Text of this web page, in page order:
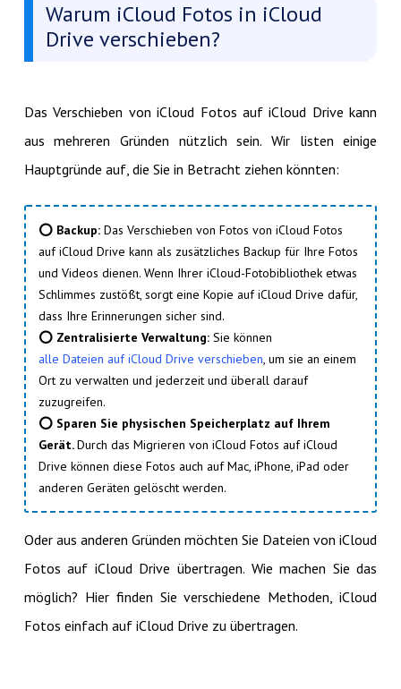
Warum iCloud Fotos in iCloud
Drive verschieben?
Das Verschieben von iCloud Fotos auf iCloud Drive kann
aus mehreren Gründen nützlich sein. Wir listen einige
Hauptgründe auf, die Sie in Betracht ziehen könnten:
⭕ Backup: Das Verschieben von Fotos von iCloud Fotos
auf iCloud Drive kann als zusätzliches Backup für Ihre Fotos
und Videos dienen. Wenn Ihrer iCloud-Fotobibliothek etwas
Schlimmes zustößt, sorgt eine Kopie auf iCloud Drive dafür,
dass Ihre Erinnerungen sicher sind.
⭕ Zentralisierte Verwaltung: Sie können
alle Dateien auf iCloud Drive verschieben, um sie an einem
Ort zu verwalten und jederzeit und überall darauf
zuzugreifen.
⭕ Sparen Sie physischen Speicherplatz auf Ihrem
Gerät.Durch das Migrieren von iCloud Fotos auf iCloud
Drive können diese Fotos auch auf Mac, iPhone, iPad oder
anderen Geräten gelöscht werden.
Oder aus anderen Gründen möchten Sie Dateien von iCloud
Fotos auf iCloud Drive übertragen. Wie machen Sie das
möglich? Hier finden Sie verschiedene Methoden, iCloud
Fotos einfach auf iCloud Drive zu übertragen.